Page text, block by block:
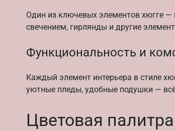
Один из ключевых элементов хюгге
свечением, гирлянды и другие
Функциональность и
Каждый элемент интерьера в стиле
уютные пледы, удобные подушки —
Цветовая